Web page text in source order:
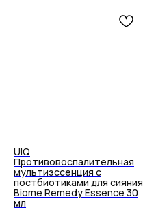
UIQ
Противовоспалительная
мультиэссенция с
постбиотиками для сияния
Biome Remedy Essence 30
мл